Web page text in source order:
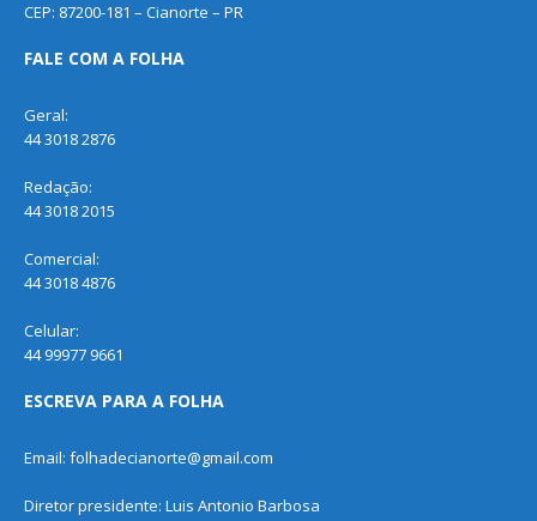
CEP: 87200-181 – Cianorte – PR
FALE COM A FOLHA
Geral:
44 3018 2876
Redação:
44 3018 2015
Comercial:
44 3018 4876
Celular:
44 99977 9661
ESCREVA PARA A FOLHA
Email: folhadecianorte@gmail.com
Diretor presidente: Luis Antonio Barbosa